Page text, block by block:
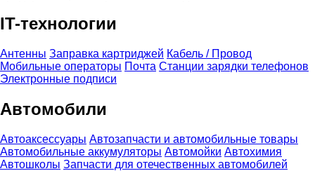
IT-технологии
Антенны Заправка картриджей Кабель / Провод
Мобильные операторы Почта Станции зарядки телефонов
Электронные подписи
Автомобили
Автоаксессуары Автозапчасти и автомобильные товары
Автомобильные аккумуляторы Автомойки Автохимия
Автошколы Запчасти для отечественных автомобилей